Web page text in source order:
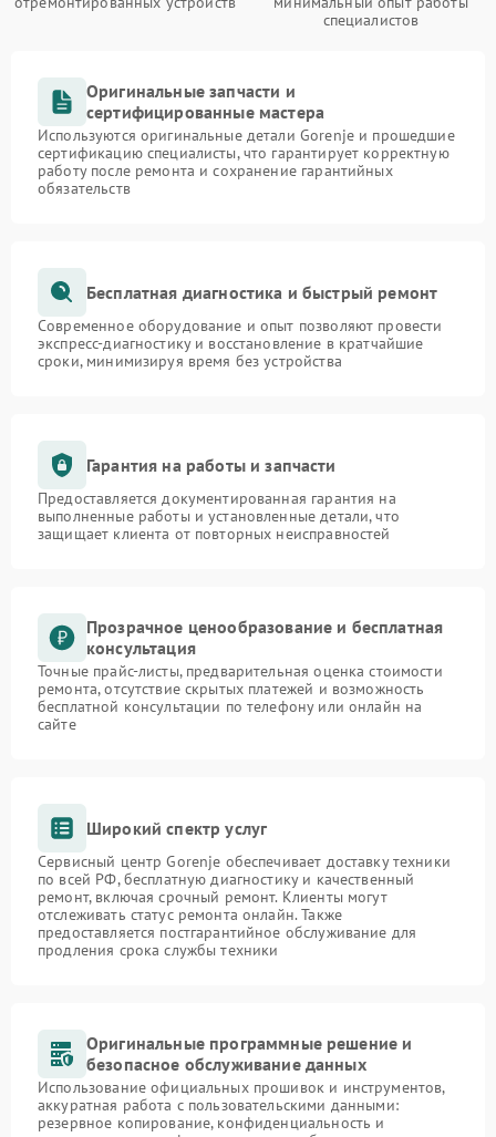
специалистов
Оригинальные запчасти и
сертифицированные мастера
Используются оригинальные детали Gorenje и прошедшие
сертификацию специалисты, что гарантирует корректную
работу после ремонта и сохранение гарантийных
обязательств
Бесплатная диагностика и быстрый ремонт
Современное оборудование и опыт позволяют провести
экспресс-диагностику и восстановление в кратчайшие
сроки, минимизируя время без устройства
Гарантия на работы и запчасти
Предоставляется документированная гарантия на
выполненные работы и установленные детали, что
защищает клиента от повторных неисправностей
Прозрачное ценообразование и бесплатная
консультация
Точные прайс-листы, предварительная оценка стоимости
ремонта, отсутствие скрытых платежей и возможность
бесплатной консультации по телефону или онлайн на
сайте
Широкий спектр услуг
Сервисный центр Gorenje обеспечивает доставку техники
по всей РФ, бесплатную диагностику и качественный
ремонт, включая срочный ремонт. Клиенты могут
отслеживать статус ремонта онлайн. Также
предоставляется постгарантийное обслуживание для
продления срока службы техники
Оригинальные программные решение и
безопасное обслуживание данных
Использование официальных прошивок и инструментов,
аккуратная работа с пользовательскими данными:
резервное копирование, конфиденциальность и